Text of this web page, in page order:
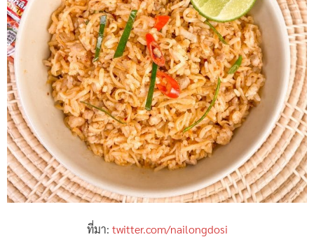
ที่มา: twitter.com/nailongdosi